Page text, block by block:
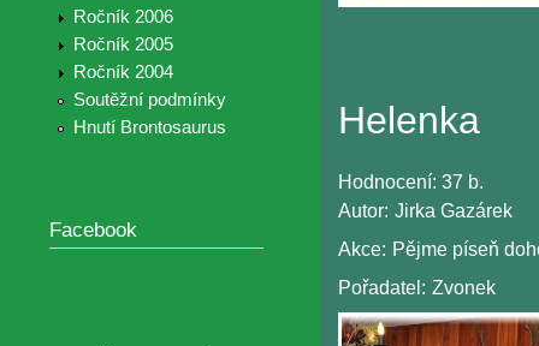
Ročník 2006
Ročník 2005
Ročník 2004
Soutěžní podmínky
Hnutí Brontosaurus
Facebook
Helenka
Hodnocení: 37 b.
Autor: Jirka Gazárek
Akce: Pějme píseň
Pořadatel: Zvonek